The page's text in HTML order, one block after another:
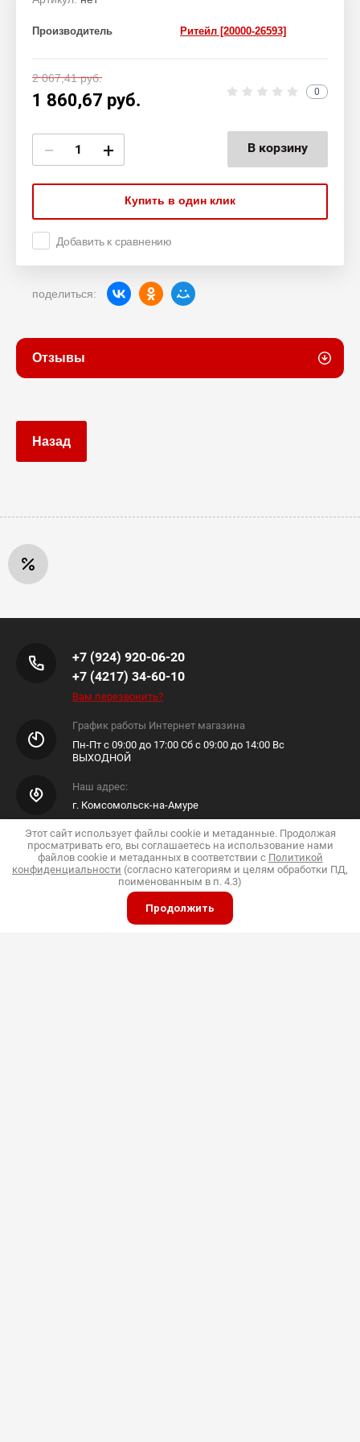
Производитель Ритейл [20000-26593]
2 067,41руб.
1 860,67 руб. 0
− + В корзину
Купить в один клик
Добавить к сравнению
поделиться:
Отзывы
Назад
+7 (924) 920-06-20
+7 (4217) 34-60-10
Вам перезвонить?
График работы Интернет магазина
Пн-Пт с 09:00 до 17:00 Сб с 09:00 до 14:00 Вс
ВЫХОДНОЙ
Наш адрес:
г. Комсомольск-на-Амуре
E-mail Интернет Магазина
Shop@pkfdis.ru
Этот сайт использует файлы cookie и метаданные. Продолжая
просматривать его, вы соглашаетесь на использование нами
файлов cookie и метаданных в соответствии с Политикой
конфиденциальности (согласно категориям и целям обработки ПД,
поименованным в п. 4.3)
Продолжить